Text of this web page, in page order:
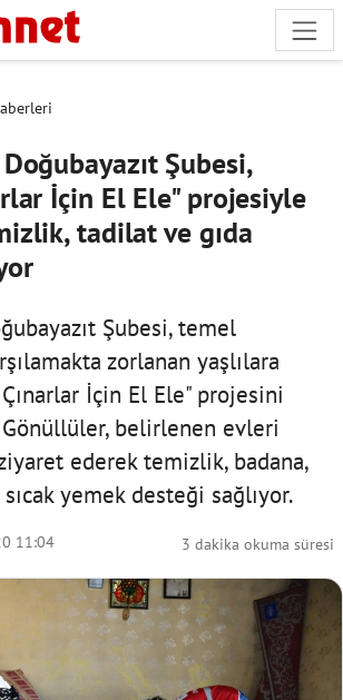
Şubesi,
İçin El Ele" projesiyle
tadilat ve gıda
Şubesi, temel
zorlanan yaşlılara
İçin El Ele" projesini
belirlenen evleri
ederek temizlik, badana,
yemek desteği sağlıyor.
11:04 3 dakika okuma süresi